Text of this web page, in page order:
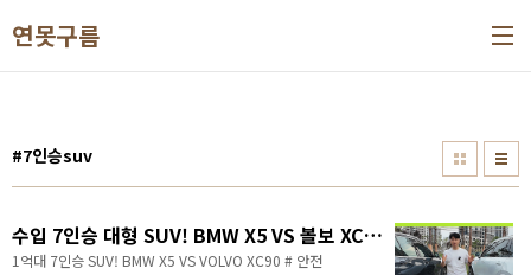
연못구름
#7인승suv
수입 7인승 대형 SUV! BMW X5 VS 볼보 XC90 1억대 SUV 실내 모르고 구입하면 후회!1열 2열 3열 비교! #에어서스펜션 #VOLVO #레그룸 #헤드룸
1억대 7인승 SUV! BMW X5 VS VOLVO XC90 # 안전